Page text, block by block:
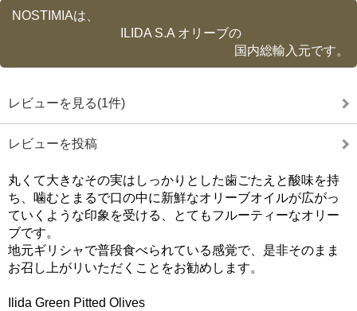
NOSTIMIAは、
ILIDA S.A オリーブの
国内総輸入元です。
レビューを見る(1件)
レビューを投稿
丸くて大きなその実はしっかりとした歯ごたえと酸味を持
ち、噛むとまるで口の中に新鮮なオリーブオイルが広がっ
ていくような印象を受ける、とてもフルーティーなオリー
ブです。
地元ギリシャで普段食べられている感覚で、是非そのまま
お召し上がリいただくことをお勧めします。
Ilida Green Pitted Olives